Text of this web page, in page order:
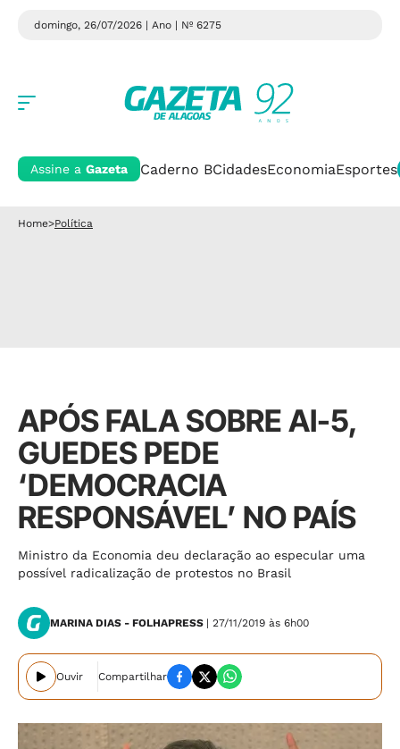
domingo, 26/07/2026 | Ano | Nº 6275
Assine a Gazeta Caderno BCidadesEconomiaEsportes
Home>Política
APÓS FALA SOBRE AI-5,
GUEDES PEDE
‘DEMOCRACIA
RESPONSÁVEL’ NO PAÍS
Ministro da Economia deu declaração ao especular uma
possível radicalização de protestos no Brasil
MARINA DIAS - FOLHAPRESS | 27/11/2019 às 6h00
Ouvir Compartilhar